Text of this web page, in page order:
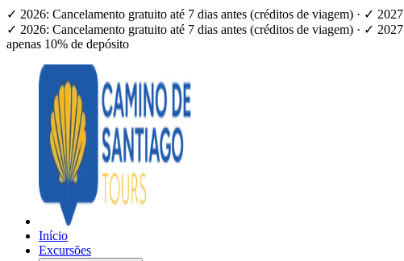
✓ 2026: Cancelamento gratuito até 7 dias antes (créditos de viagem) · ✓
✓ 2026: Cancelamento gratuito até 7 dias antes (créditos de viagem) · ✓
apenas 10% de depósito
Início
Excursões